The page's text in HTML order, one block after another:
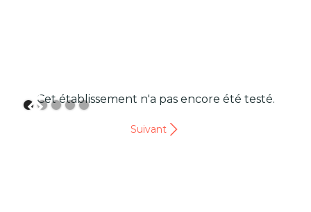
Cet établissement n'a pas encore été testé.
Suivant